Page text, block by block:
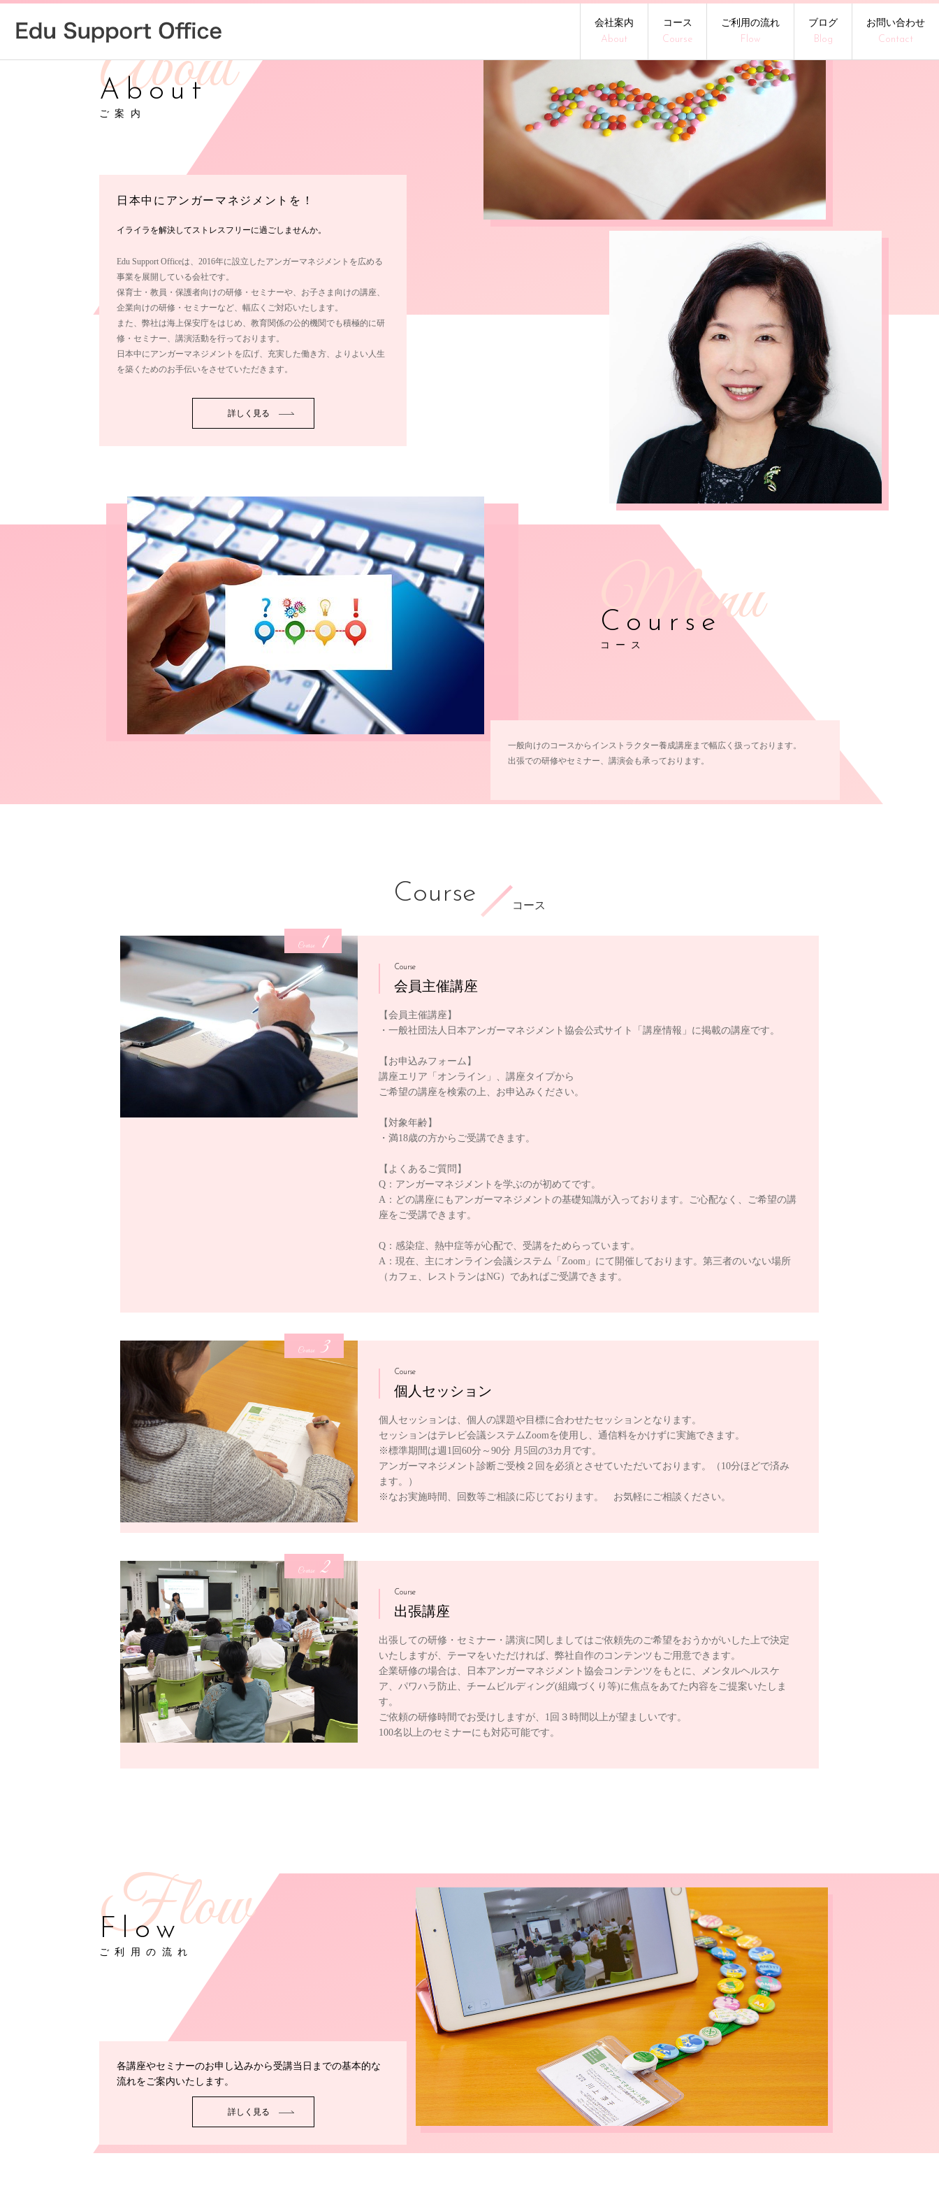
会社案内
About
コース
Course
ご利用の流れ
Flow
ブログ
Blog
お問い合わせ
Contact
About
ご案内
日本中にアンガーマネジメントを！
イライラを解決してストレスフリーに過ごしませんか。
Edu Support Officeは、2016年に設立したアンガーマネジメントを広める
事業を展開している会社です。
保育士・教員・保護者向けの研修・セミナーや、お子さま向けの講座、
企業向けの研修・セミナーなど、幅広くご対応いたします。
また、弊社は海上保安庁をはじめ、教育関係の公的機関でも積極的に研
修・セミナー、講演活動を行っております。
日本中にアンガーマネジメントを広げ、充実した働き方、よりよい人生
を築くためのお手伝いをさせていただきます。
詳しく見る
Course
コース
一般向けのコースからインストラクター養成講座まで幅広く扱っております。
出張での研修やセミナー、講演会も承っております。
Course コース
Course 1
Course
会員主催講座
【会員主催講座】
・一般社団法人日本アンガーマネジメント協会公式サイト「講座情報」に掲載の講座です。
【お申込みフォーム】
講座エリア「オンライン」、講座タイプから
ご希望の講座を検索の上、お申込みください。
【対象年齢】
・満18歳の方からご受講できます。
【よくあるご質問】
Q：アンガーマネジメントを学ぶのが初めてです。
A：どの講座にもアンガーマネジメントの基礎知識が入っております。ご心配なく、ご希望の講
座をご受講できます。
Q：感染症、熱中症等が心配で、受講をためらっています。
A：現在、主にオンライン会議システム「Zoom」にて開催しております。第三者のいない場所
（カフェ、レストランはNG）であればご受講できます。
Course 3
Course
個人セッション
個人セッションは、個人の課題や目標に合わせたセッションとなります。
セッションはテレビ会議システムZoomを使用し、通信料をかけずに実施できます。
※標準期間は週1回60分～90分 月5回の3カ月です。
アンガーマネジメント診断ご受検２回を必須とさせていただいております。（10分ほどで済み
ます。）
※なお実施時間、回数等ご相談に応じております。 お気軽にご相談ください。
Course 2
Course
出張講座
出張しての研修・セミナー・講演に関しましてはご依頼先のご希望をおうかがいした上で決定
いたしますが、テーマをいただければ、弊社自作のコンテンツもご用意できます。
企業研修の場合は、日本アンガーマネジメント協会コンテンツをもとに、メンタルヘルスケ
ア、パワハラ防止、チームビルディング(組織づくり等)に焦点をあてた内容をご提案いたしま
す。
ご依頼の研修時間でお受けしますが、1回３時間以上が望ましいです。
100名以上のセミナーにも対応可能です。
Flow
ご利用の流れ
各講座やセミナーのお申し込みから受講当日までの基本的な
流れをご案内いたします。
詳しく見る